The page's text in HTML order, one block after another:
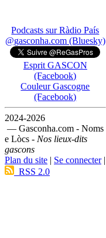
Podcasts sur Ràdio País
@gasconha.com (Bluesky)
Esprit GASCON
(Facebook)
Couleur Gascogne
(Facebook)
2024-2026
— Gasconha.com - Noms
e Lòcs - Nos lieux-dits
gascons
Plan du site | Se connecter|
RSS 2.0